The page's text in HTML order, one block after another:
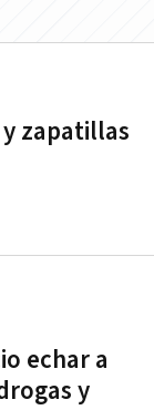
zapatillas
echar a
y